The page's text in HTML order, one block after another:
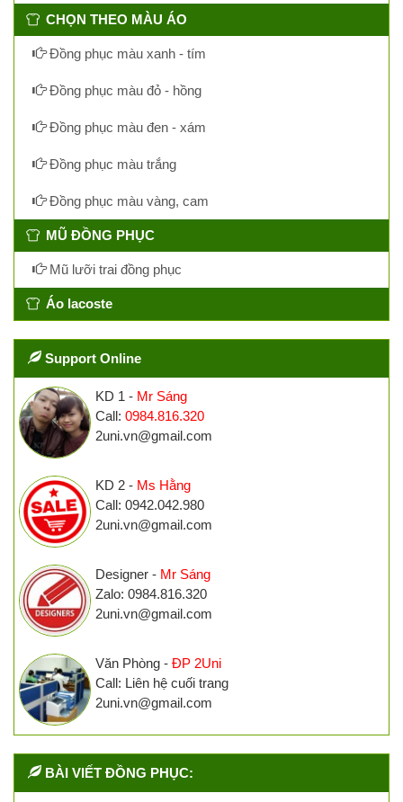
CHỌN THEO MÀU ÁO
Đồng phục màu xanh - tím
Đồng phục màu đỏ - hồng
Đồng phục màu đen - xám
Đồng phục màu trắng
Đồng phục màu vàng, cam
MŨ ĐỒNG PHỤC
Mũ lưỡi trai đồng phục
Áo lacoste
Support Online
KD 1 - Mr Sáng
Call: 0984.816.320
2uni.vn@gmail.com
KD 2 - Ms Hằng
Call: 0942.042.980
2uni.vn@gmail.com
Designer - Mr Sáng
Zalo: 0984.816.320
2uni.vn@gmail.com
Văn Phòng - ĐP 2Uni
Call: Liên hệ cuối trang
2uni.vn@gmail.com
BÀI VIẾT ĐỒNG PHỤC: